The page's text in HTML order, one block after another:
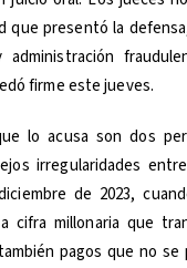
que presentó la
administración
firme este jueves.
lo acusa son dos
irregularidades
de 2023,
cifra millonaria que
pagos que no se